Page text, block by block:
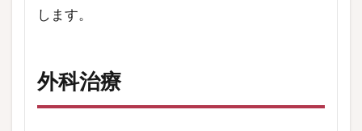
します。
外科治療